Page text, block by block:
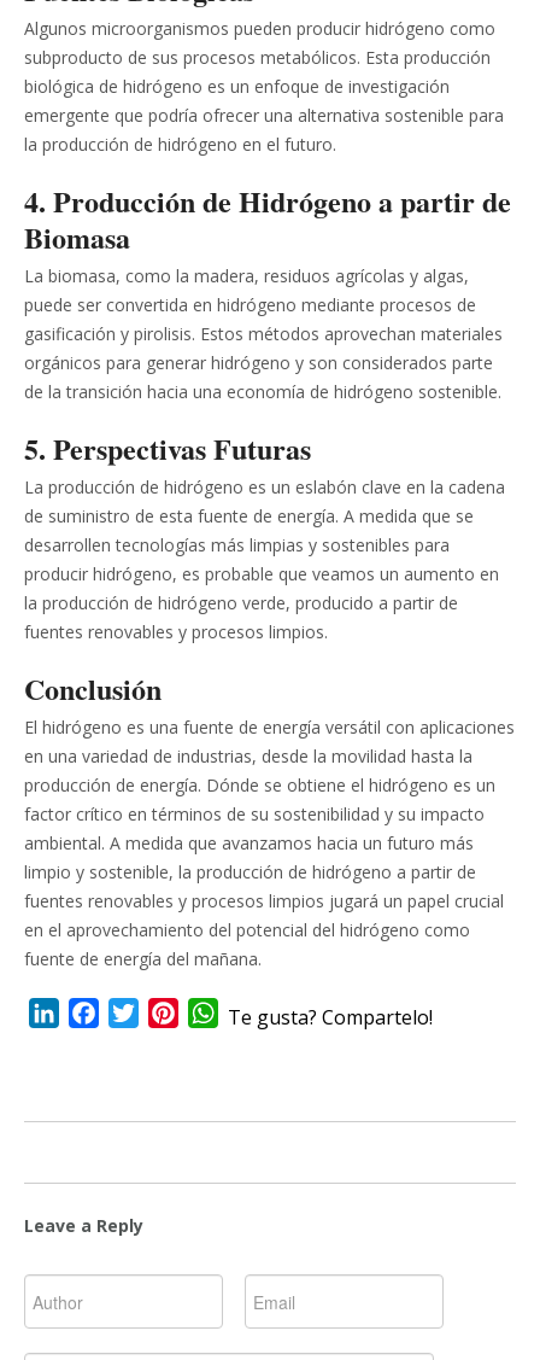
Algunos microorganismos pueden producir hidrógeno como
subproducto de sus procesos metabólicos. Esta producción
biológica de hidrógeno es un enfoque de investigación
emergente que podría ofrecer una alternativa sostenible para
la producción de hidrógeno en el futuro.
4. Producción de Hidrógeno a partir de
Biomasa
La biomasa, como la madera, residuos agrícolas y algas,
puede ser convertida en hidrógeno mediante procesos de
gasificación y pirolisis. Estos métodos aprovechan materiales
orgánicos para generar hidrógeno y son considerados parte
de la transición hacia una economía de hidrógeno sostenible.
5. Perspectivas Futuras
La producción de hidrógeno es un eslabón clave en la cadena
de suministro de esta fuente de energía. A medida que se
desarrollen tecnologías más limpias y sostenibles para
producir hidrógeno, es probable que veamos un aumento en
la producción de hidrógeno verde, producido a partir de
fuentes renovables y procesos limpios.
Conclusión
El hidrógeno es una fuente de energía versátil con aplicaciones
en una variedad de industrias, desde la movilidad hasta la
producción de energía. Dónde se obtiene el hidrógeno es un
factor crítico en términos de su sostenibilidad y su impacto
ambiental. A medida que avanzamos hacia un futuro más
limpio y sostenible, la producción de hidrógeno a partir de
fuentes renovables y procesos limpios jugará un papel crucial
en el aprovechamiento del potencial del hidrógeno como
fuente de energía del mañana.
LinkedInFacebookTwitterPinterestWhatsApp
Te gusta? Compartelo!
Leave a Reply